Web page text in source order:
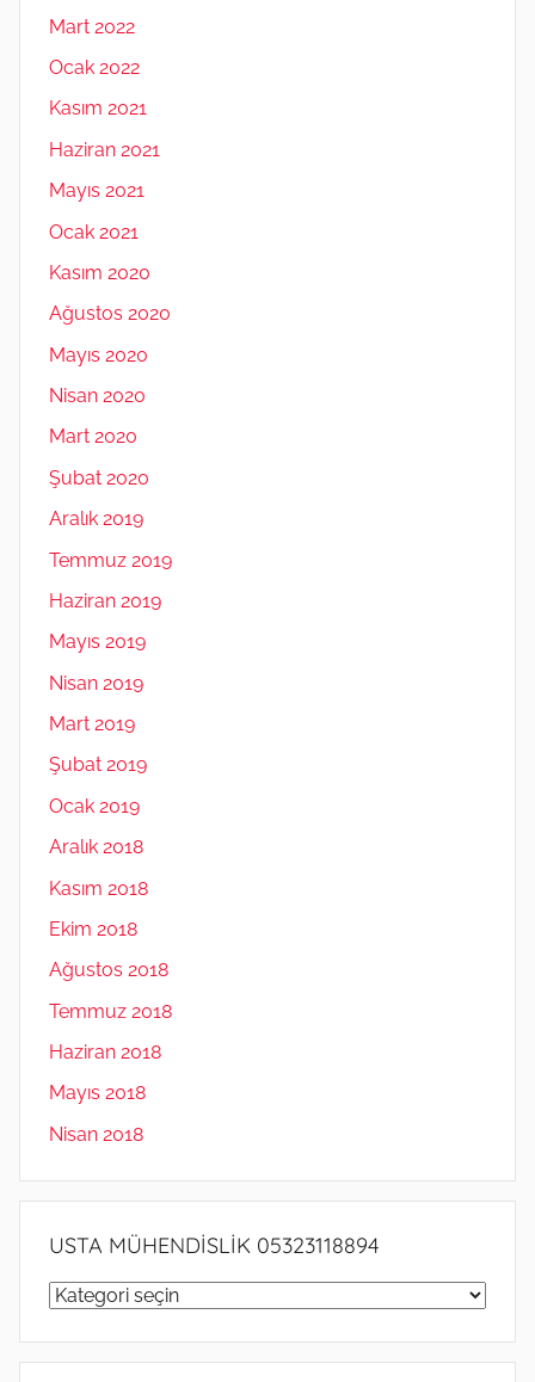
Mart 2022
Ocak 2022
Kasım 2021
Haziran 2021
Mayıs 2021
Ocak 2021
Kasım 2020
Ağustos 2020
Mayıs 2020
Nisan 2020
Mart 2020
Şubat 2020
Aralık 2019
Temmuz 2019
Haziran 2019
Mayıs 2019
Nisan 2019
Mart 2019
Şubat 2019
Ocak 2019
Aralık 2018
Kasım 2018
Ekim 2018
Ağustos 2018
Temmuz 2018
Haziran 2018
Mayıs 2018
Nisan 2018
USTA MÜHENDİSLİK 05323118894
USTA
05323118894